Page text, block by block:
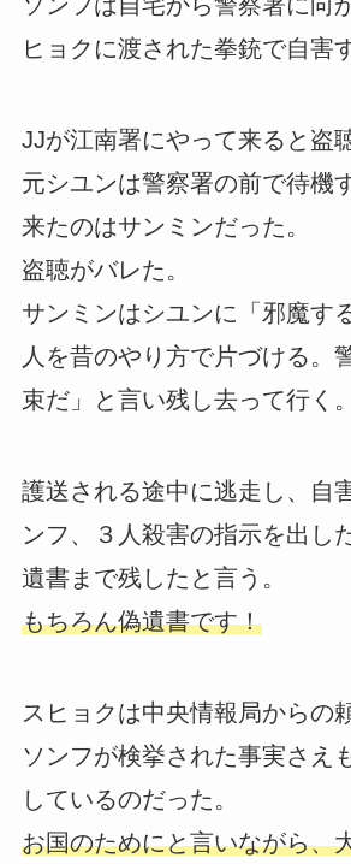
ヒョクに渡された拳銃で自害
JJが江南署にやって来ると盗
元シユンは警察署の前で待機
来たのはサンミンだった。
盗聴がバレた。
サンミンはシユンに「邪魔す
人を昔のやり方で片づける。
束だ」と言い残し去って行く。
護送される途中に逃走し、自
ンフ、３人殺害の指示を出し
遺書まで残したと言う。
もちろん偽遺書です！
スヒョクは中央情報局からの
ソンフが検挙された事実さえ
しているのだった。
お国のためにと言いながら、